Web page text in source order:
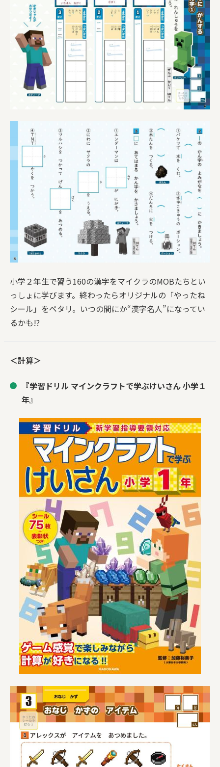
小学２年生で習う160の漢字をマイクラのMOBたちとい
っしょに学びます。終わったらオリジナルの「やったね
シール」をペタリ。いつの間にか“漢字名人”になってい
るかも!?
＜計算＞
『学習ドリル マインクラフトで学ぶけいさん 小学１
年』